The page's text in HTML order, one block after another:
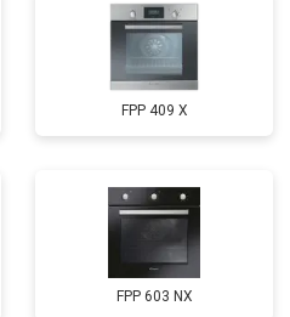
FPP 409 X
FPP 603 NX